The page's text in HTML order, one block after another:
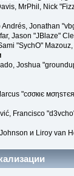
MrPhil, Nick
Jonathan
Jason "JBlaze"
"SychO"
Joshua
"cσσкιє
Francisco
и Liroy van